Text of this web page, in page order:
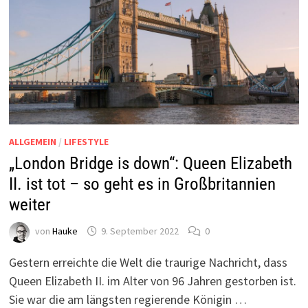
ALLGEMEIN / LIFESTYLE
„London Bridge is down“: Queen Elizabeth
II. ist tot – so geht es in Großbritannien
weiter
von Hauke 9. September 2022 0
Gestern erreichte die Welt die traurige Nachricht, dass
Queen Elizabeth II. im Alter von 96 Jahren gestorben ist.
Sie war die am längsten regierende Königin …